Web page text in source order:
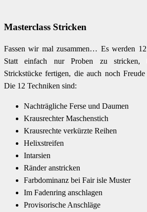
Masterclass Stricken
Fassen wir mal zusammen… Es werden
Statt einfach nur Proben zu stricken,
Strickstücke fertigen, die auch noch
Die 12 Techniken sind:
Nachträgliche Ferse und Daumen
Krausrechter Maschenstich
Krausrechte verkürzte Reihen
Helixstreifen
Intarsien
Ränder anstricken
Farbdominanz bei Fair isle Muster
Im Fadenring anschlagen
Provisorische Anschläge